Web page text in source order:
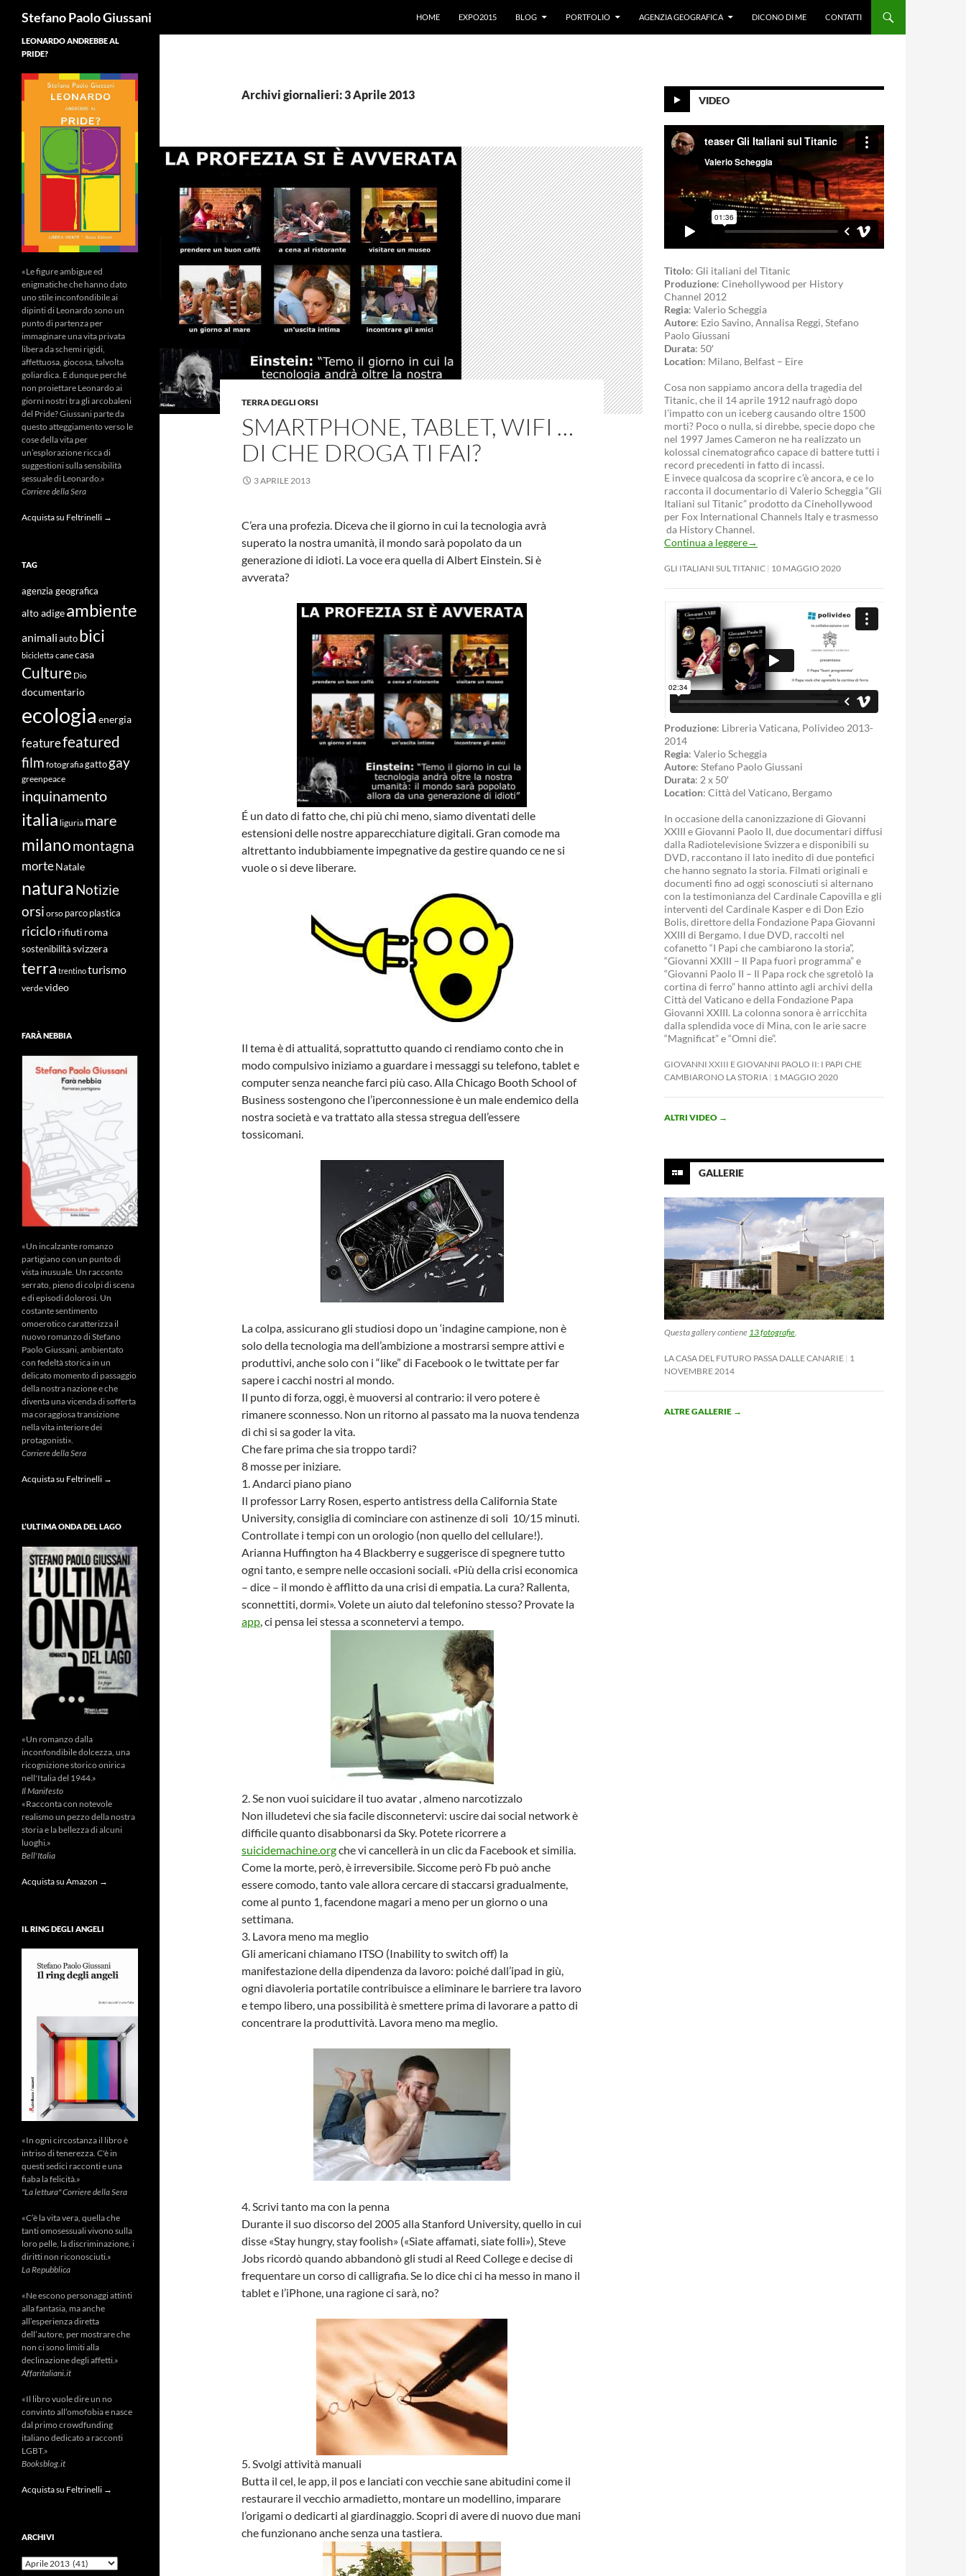
Stefano Paolo Giussani
HOME
EXPO2015 BLOG PORTFOLIO AGENZIA GEOGRAFICA DICONO DI ME CONTATTI
Archivi giornalieri: 3 Aprile 2013
TERRA DEGLI ORSI
SMARTPHONE, TABLET, WIFI …
DI CHE DROGA TI FAI?
3 APRILE 2013
C’era una profezia. Diceva che il giorno in cui la tecnologia avrà
superato la nostra umanità, il mondo sarà popolato da un
generazione di idioti. La voce era quella di Albert Einstein. Si è
avverata?
É un dato di fatto che, chi più chi meno, siamo diventati delle
estensioni delle nostre apparecchiature digitali. Gran comode ma
altrettanto indubbiamente impegnative da gestire quando ce ne si
vuole o si deve liberare.
Il tema è di attualitá, soprattutto quando ci rendiamo conto che in
modo compulsivo iniziamo a guardare i messaggi su telefono, tablet e
computer senza neanche farci più caso. Alla Chicago Booth School of
Business sostengono che l’iperconnessione è un male endemico della
nostra società e va trattato alla stessa stregua dell’essere
tossicomani.
La colpa, assicurano gli studiosi dopo un ‘indagine campione, non è
solo della tecnologia ma dell’ambizione a mostrarsi sempre attivi e
produttivi, anche solo con i “like” di Facebook o le twittate per far
sapere i cacchi nostri al mondo.
Il punto di forza, oggi, è muoversi al contrario: il vero potere è
rimanere sconnesso. Non un ritorno al passato ma la nuova tendenza
di chi si sa goder la vita.
Che fare prima che sia troppo tardi?
8 mosse per iniziare.
1. Andarci piano piano
Il professor Larry Rosen, esperto antistress della California State
University, consiglia di cominciare con astinenze di soli 10/15 minuti.
Controllate i tempi con un orologio (non quello del cellulare!).
Arianna Huffington ha 4 Blackberry e suggerisce di spegnere tutto
ogni tanto, e sempre nelle occasioni sociali. «Più della crisi economica
– dice – il mondo è afflitto da una crisi di empatia. La cura? Rallenta,
sconnettiti, dormi». Volete un aiuto dal telefonino stesso? Provate la
app, ci pensa lei stessa a sconnetervi a tempo.
2. Se non vuoi suicidare il tuo avatar , almeno narcotizzalo
Non illudetevi che sia facile disconnetervi: uscire dai social network è
difficile quanto disabbonarsi da Sky. Potete ricorrere a
suicidemachine.orgche vi cancellerà in un clic da Facebook et similia.
Come la morte, però, è irreversibile. Siccome però Fb può anche
essere comodo, tanto vale allora cercare di staccarsi gradualmente,
come al punto 1, facendone magari a meno per un giorno o una
settimana.
3. Lavora meno ma meglio
Gli americani chiamano ITSO (Inability to switch off) la
manifestazione della dipendenza da lavoro: poiché dall’ipad in giù,
ogni diavoleria portatile contribuisce a eliminare le barriere tra lavoro
e tempo libero, una possibilità è smettere prima di lavorare a patto di
concentrare la produttività. Lavora meno ma meglio.
4. Scrivi tanto ma con la penna
Durante il suo discorso del 2005 alla Stanford University, quello in cui
disse «Stay hungry, stay foolish» («Siate affamati, siate folli»), Steve
Jobs ricordò quando abbandonò gli studi al Reed College e decise di
frequentare un corso di calligrafia. Se lo dice chi ci ha messo in mano il
tablet e l’iPhone, una ragione ci sarà, no?
5. Svolgi attività manuali
Butta il cel, le app, il pos e lanciati con vecchie sane abitudini come il
restaurare il vecchio armadietto, montare un modellino, imparare
l’origami o dedicarti al giardinaggio. Scopri di avere di nuovo due mani
che funzionano anche senza una tastiera.
VIDEO
Titolo: Gli italiani del Titanic
Produzione: Cinehollywood per History
Channel 2012
Regia: Valerio Scheggia
Autore: Ezio Savino, Annalisa Reggi, Stefano
Paolo Giussani
Durata: 50′
Location: Milano, Belfast – Eire
Cosa non sappiamo ancora della tragedia del
Titanic, che il 14 aprile 1912 naufragò dopo
l’impatto con un iceberg causando oltre 1500
morti? Poco o nulla, si direbbe, specie dopo che
nel 1997 James Cameron ne ha realizzato un
kolossal cinematografico capace di battere tutti i
record precedenti in fatto di incassi.
E invece qualcosa da scoprire c’è ancora, e ce lo
racconta il documentario di Valerio Scheggia “Gli
Italiani sul Titanic” prodotto da Cinehollywood
per Fox International Channels Italy e trasmesso
da History Channel.
Continua a leggere→
GLI ITALIANI SUL TITANIC 10 MAGGIO 2020
Produzione: Libreria Vaticana, Polivideo 2013-
2014
Regia: Valerio Scheggia
Autore: Stefano Paolo Giussani
Durata: 2 x 50′
Location: Città del Vaticano, Bergamo
In occasione della canonizzazione di Giovanni
XXIII e Giovanni Paolo II, due documentari diffusi
dalla Radiotelevisione Svizzera e disponibili su
DVD, raccontano il lato inedito di due pontefici
che hanno segnato la storia. Filmati originali e
documenti fino ad oggi sconosciuti si alternano
con la testimonianza del Cardinale Capovilla e gli
interventi del Cardinale Kasper e di Don Ezio
Bolis, direttore della Fondazione Papa Giovanni
XXIII di Bergamo. I due DVD, raccolti nel
cofanetto “I Papi che cambiarono la storia”,
“Giovanni XXIII – Il Papa fuori programma” e
“Giovanni Paolo II – Il Papa rock che sgretolò la
cortina di ferro” hanno attinto agli archivi della
Città del Vaticano e della Fondazione Papa
Giovanni XXIII. La colonna sonora è arricchita
dalla splendida voce di Mina, con le arie sacre
“Magnificat” e “Omni die”.
GIOVANNI XXIII E GIOVANNI PAOLO II: I PAPI CHE
CAMBIARONO LA STORIA 1 MAGGIO 2020
ALTRI VIDEO →
GALLERIE
Questa gallery contiene 13 fotografie.
LA CASA DEL FUTURO PASSA DALLE CANARIE 1
NOVEMBRE 2014
ALTRE GALLERIE →
LEONARDO ANDREBBE AL
PRIDE?
«Le figure ambigue ed
enigmatiche che hanno dato
uno stile inconfondibile ai
dipinti di Leonardo sono un
punto di partenza per
immaginare una vita privata
libera da schemi rigidi,
affettuosa, giocosa, talvolta
goliardica. E dunque perché
non proiettare Leonardo ai
giorni nostri tra gli arcobaleni
del Pride? Giussani parte da
questo atteggiamento verso le
cose della vita per
un’esplorazione ricca di
suggestioni sulla sensibilità
sessuale di Leonardo.»
Corriere della Sera
Acquista su Feltrinelli →
TAG
agenzia geografica
alto adigeambiente
animali auto bici
bicicletta canecasa
Culture Dio
documentario
ecologia energia
featurefeatured
film fotografiagatto gay
greenpeace
inquinamento
italia liguria mare
milanomontagna
morteNatale
naturaNotizie
orsi orso parco plastica
riciclorifiuti roma
sostenibilità svizzera
terra trentinoturismo
verdevideo
FARÀ NEBBIA
«Un incalzante romanzo
partigiano con un punto di
vista inusuale. Un racconto
serrato, pieno di colpi di scena
e di episodi dolorosi. Un
costante sentimento
omoerotico caratterizza il
nuovo romanzo di Stefano
Paolo Giussani, ambientato
con fedeltà storica in un
delicato momento di passaggio
della nostra nazione e che
diventa una vicenda di sofferta
ma coraggiosa transizione
nella vita interiore dei
protagonisti».
Corriere della Sera
Acquista su Feltrinelli →
L’ULTIMA ONDA DEL LAGO
«Un romanzo dalla
inconfondibile dolcezza, una
ricognizione storico onirica
nell'Italia del 1944.»
Il Manifesto
«Racconta con notevole
realismo un pezzo della nostra
storia e la bellezza di alcuni
luoghi.»
Bell'Italia
Acquista su Amazon →
IL RING DEGLI ANGELI
«In ogni circostanza il libro è
intriso di tenerezza. C'è in
questi sedici racconti e una
fiaba la felicità.»
"La lettura" Corriere della Sera
«C’è la vita vera, quella che
tanti omosessuali vivono sulla
loro pelle, la discriminazione, i
diritti non riconosciuti.»
La Repubblica
«Ne escono personaggi attinti
alla fantasia, ma anche
all’esperienza diretta
dell’autore, per mostrare che
non ci sono limiti alla
declinazione degli affetti.»
Affaritaliani.it
«Il libro vuole dire un no
convinto all’omofobia e nasce
dal primo crowdfunding
italiano dedicato a racconti
LGBT.»
Booksblog.it
Acquista su Feltrinelli →
ARCHIVI
Archivi